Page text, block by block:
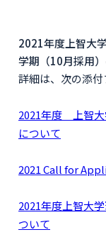
2021年度上智⼤
学期（10月採用）
詳細は、次の添付
2021年度 上智大
について
2021 Call for
2021年度上智大
ついて